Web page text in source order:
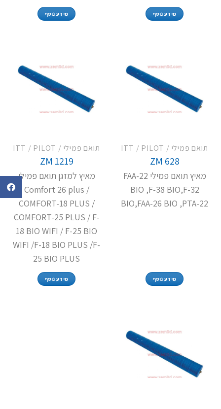
מידע נוסף מידע נוסף
תואם פמילי / ITT / PILOT
ZM 628
מאיץ תואם פמילי FAA-22
BIO ,F-38 BIO,F-32
BIO,FAA-26 BIO ,PTA-22
מידע נוסף
תואם פמילי / ITT / PILOT
ZM 1219
מאיץ למזגן תואם פמילי
Comfort 26 plus /
COMFORT-18 PLUS /
COMFORT-25 PLUS / F-
18 BIO WIFI / F-25 BIO
WIFI /F-18 BIO PLUS /F-
25 BIO PLUS
מידע נוסף